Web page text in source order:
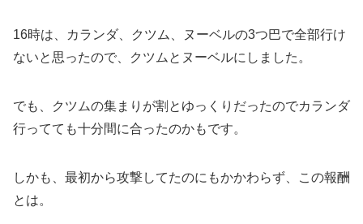
16時は、カランダ、クツム、ヌーベルの3つ巴で全部行け
ないと思ったので、クツムとヌーベルにしました。
でも、クツムの集まりが割とゆっくりだったのでカランダ
行ってても十分間に合ったのかもです。
しかも、最初から攻撃してたのにもかかわらず、この報酬
とは。